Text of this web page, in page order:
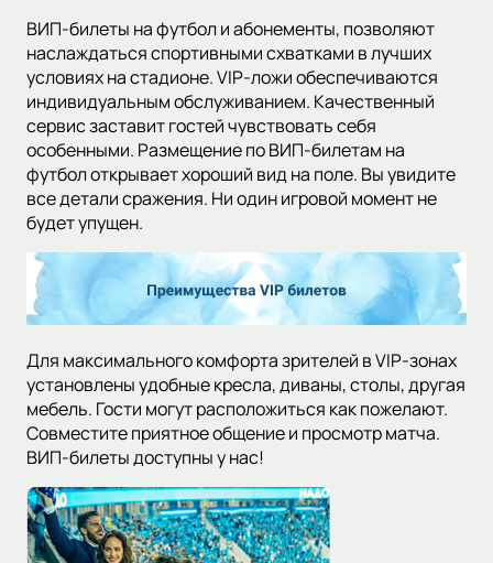
ВИП-билеты на футбол и абонементы, позволяют
наслаждаться спортивными схватками в лучших
условиях на стадионе. VIP-ложи обеспечиваются
индивидуальным обслуживанием. Качественный
сервис заставит гостей чувствовать себя
особенными. Размещение по ВИП-билетам на
футбол открывает хороший вид на поле. Вы увидите
все детали сражения. Ни один игровой момент не
будет упущен.
Для максимального комфорта зрителей в VIP-зонах
установлены удобные кресла, диваны, столы, другая
мебель. Гости могут расположиться как пожелают.
Совместите приятное общение и просмотр матча.
ВИП-билеты доступны у нас!